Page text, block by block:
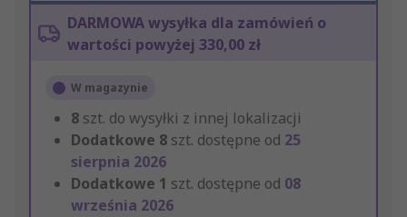
DARMOWA wysyłka dla zamówień o
wartości powyżej 330,00 zł
W magazynie
8 szt. do wysyłki z innej lokalizacji
Dodatkowe 8 szt. dostępne od 25
sierpnia 2026
Dodatkowe 1 szt. dostępne od 08
września 2026